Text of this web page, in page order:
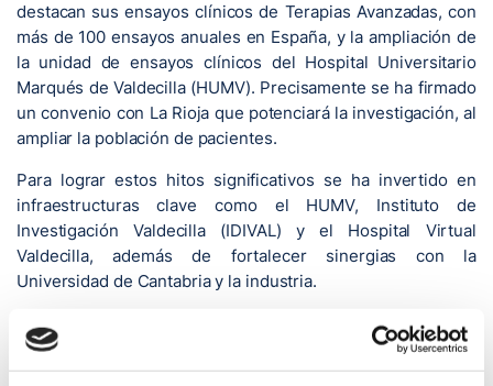
destacan sus ensayos clínicos de Terapias Avanzadas, con
más de 100 ensayos anuales en España, y la ampliación de
la unidad de ensayos clínicos del Hospital Universitario
Marqués de Valdecilla (HUMV). Precisamente se ha firmado
un convenio con La Rioja que potenciará la investigación, al
ampliar la población de pacientes.
Para lograr estos hitos significativos se ha invertido en
infraestructuras clave como el HUMV, Instituto de
Investigación Valdecilla (IDIVAL) y el Hospital Virtual
Valdecilla, además de fortalecer sinergias con la
Universidad de Cantabria y la industria.
Ahora, con el fin de seguir avanzando en este campo, el
Consejo Asesor de Terapias Avanzadas, adscrito a la
Consejería de Salud y con un papel crucial en la